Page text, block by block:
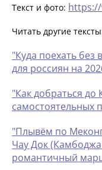
Текст и фото:
Читать другие
"Куда поехать без
для россиян на
"Как добраться
самостоятельных
"Плывём по
Чау Док
романтичный